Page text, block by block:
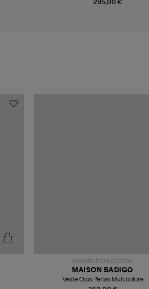
295,00 €
NOUVELLE COLLECTION
MAISON BADIGO
Veste Ojos Perlas Multicolore